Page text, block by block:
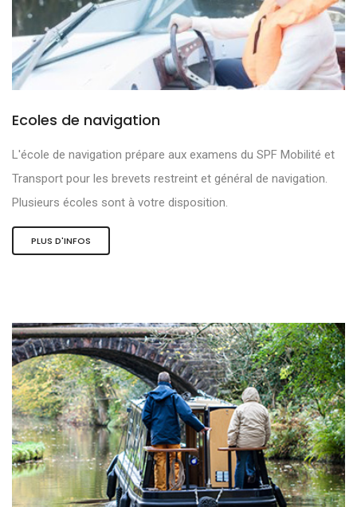
Ecoles de navigation
L'école de navigation prépare aux examens du SPF Mobilité et
Transport pour les brevets restreint et général de navigation.
Plusieurs écoles sont à votre disposition.
PLUS D'INFOS